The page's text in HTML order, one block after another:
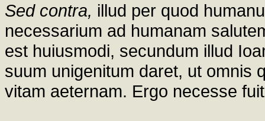
Sed contra, illud per quod
necessarium ad humanam
est huiusmodi, secundum illud
suum unigenitum daret, ut omnis
vitam aeternam. Ergo necesse